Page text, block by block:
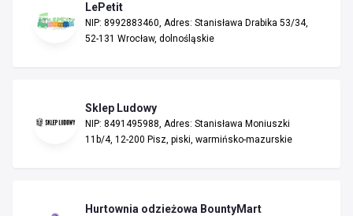
LePetit
NIP: 8992883460, Adres: Stanisława Drabika 53/34,
52-131 Wrocław, dolnośląskie
Sklep Ludowy
NIP: 8491495988, Adres: Stanisława Moniuszki
11b/4, 12-200 Pisz, piski, warmińsko-mazurskie
Hurtownia odzieżowa BountyMart